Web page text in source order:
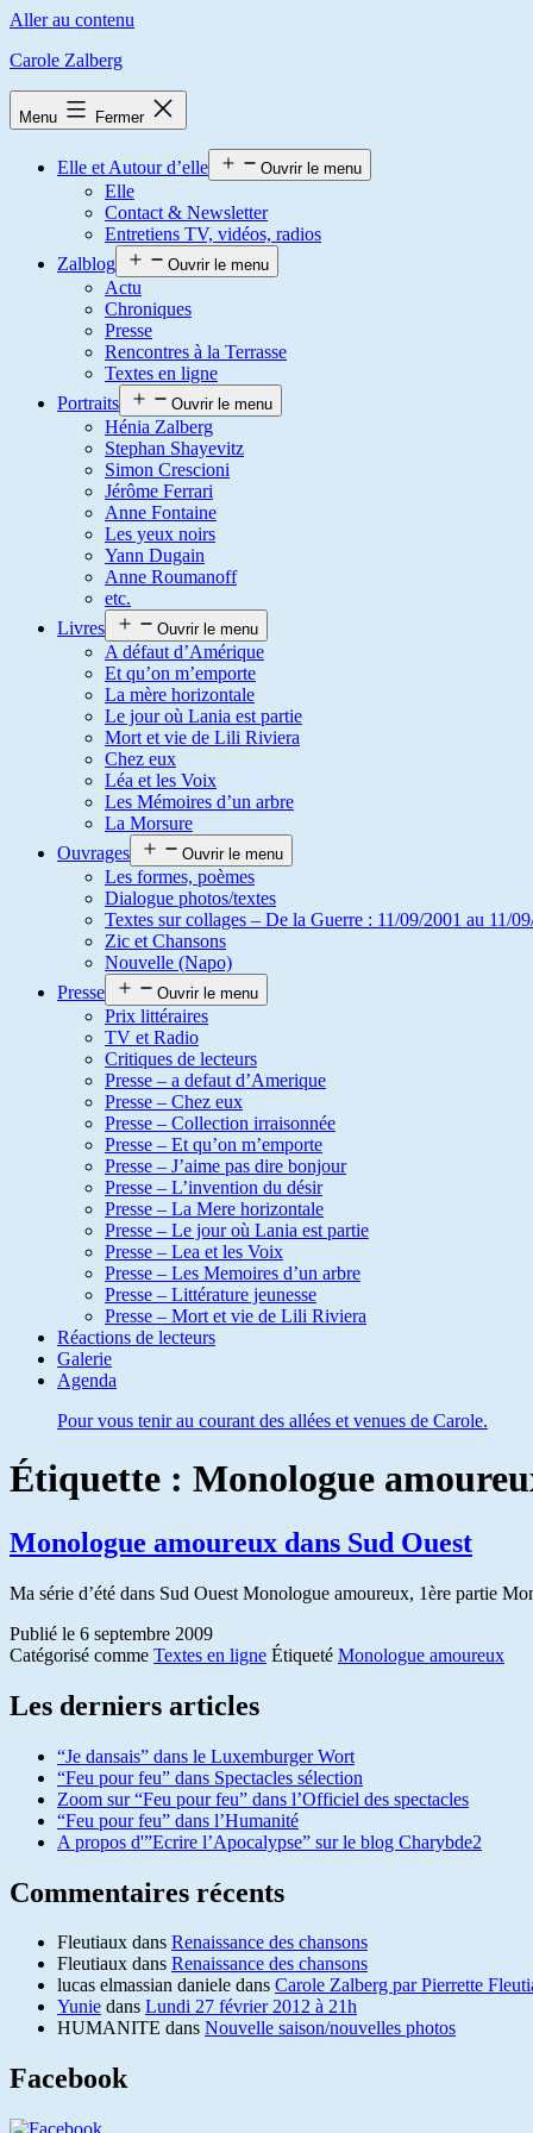
Aller au contenu
Carole Zalberg
Menu Fermer
Elle et Autour d’elle Ouvrir le menu
Elle
Contact & Newsletter
Entretiens TV, vidéos, radios
Zalblog
Ouvrir le menu
Actu
Chroniques
Presse
Rencontres à la Terrasse
Textes en ligne
Portraits
Ouvrir le menu
Hénia Zalberg
Stephan Shayevitz
Simon Crescioni
Jérôme Ferrari
Anne Fontaine
Les yeux noirs
Yann Dugain
Anne Roumanoff
etc.
Livres
Ouvrir le menu
A défaut d’Amérique
Et qu’on m’emporte
La mère horizontale
Le jour où Lania est partie
Mort et vie de Lili Riviera
Chez eux
Léa et les Voix
Les Mémoires d’un arbre
La Morsure
Ouvrages
Ouvrir le menu
Les formes, poèmes
Dialogue photos/textes
Textes sur collages – De la Guerre : 11/09/2001 au 11/
Zic et Chansons
Nouvelle (Napo)
Presse
Ouvrir le menu
Prix littéraires
TV et Radio
Critiques de lecteurs
Presse – a defaut d’Amerique
Presse – Chez eux
Presse – Collection irraisonnée
Presse – Et qu’on m’emporte
Presse – J’aime pas dire bonjour
Presse – L’invention du désir
Presse – La Mere horizontale
Presse – Le jour où Lania est partie
Presse – Lea et les Voix
Presse – Les Memoires d’un arbre
Presse – Littérature jeunesse
Presse – Mort et vie de Lili Riviera
Réactions de lecteurs
Galerie
Agenda
Pour vous tenir au courant des allées et venues de Carole.
Étiquette : Monologue
Monologue amoureux dans Sud Ouest
Ma série d’été dans Sud Ouest Monologue amoureux, 1ère partie
Publié le 6 septembre 2009
Catégorisé comme Textes en ligne Étiqueté Monologue amoureux
Les derniers articles
“Je dansais” dans le Luxemburger Wort
“Feu pour feu” dans Spectacles sélection
Zoom sur “Feu pour feu” dans l’Officiel des spectacles
“Feu pour feu” dans l’Humanité
A propos d'”Ecrire l’Apocalypse” sur le blog Charybde2
Commentaires récents
Fleutiaux dans Renaissance des chansons
Fleutiaux dans Renaissance des chansons
lucas elmassian daniele dans Carole Zalberg par Pierrette
Yunie dans Lundi 27 février 2012 à 21h
HUMANITE dans Nouvelle saison/nouvelles photos
Facebook